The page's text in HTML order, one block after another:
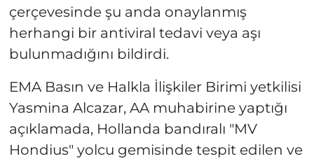
çerçevesinde şu anda onaylanmış
herhangi bir antiviral tedavi veya aşı
bulunmadığını bildirdi.
EMA Basın ve Halkla İlişkiler Birimi yetkilisi
Yasmina Alcazar, AA muhabirine yaptığı
açıklamada, Hollanda bandıralı "MV
Hondius" yolcu gemisinde tespit edilen ve